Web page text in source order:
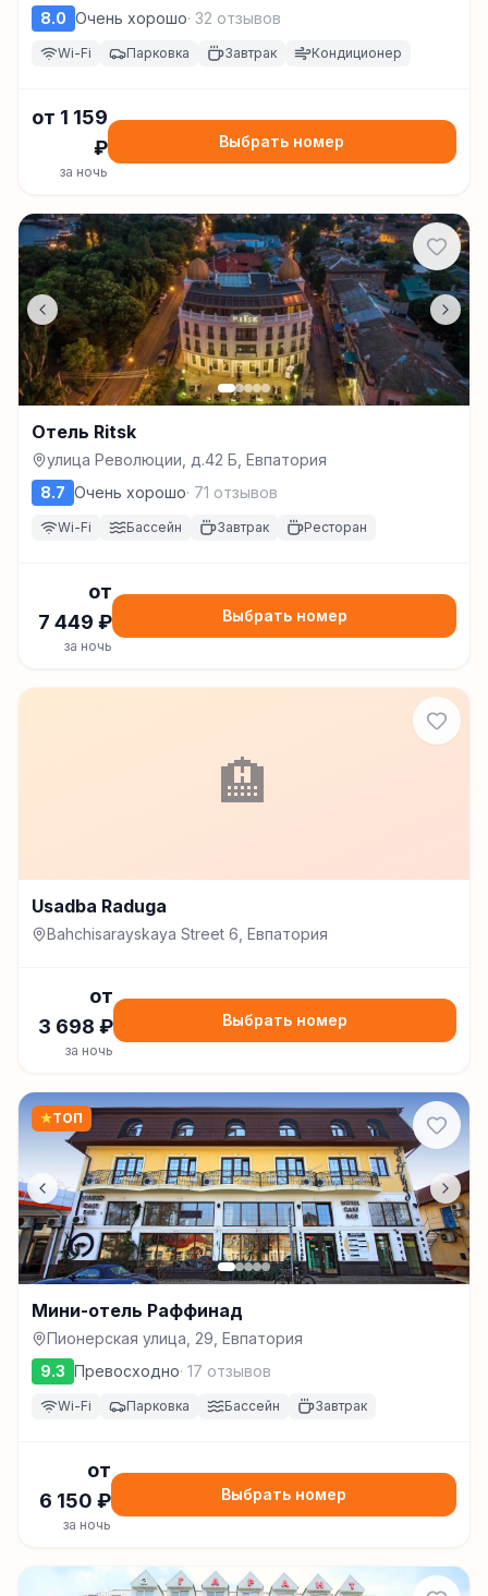
8.0 Очень хорошо· 32 отзывов
Wi-Fi Парковка Завтрак Кондиционер
от 1 159
₽
за ночь
Выбрать номер
Отель Ritsk
улица Революции, д.42 Б, Евпатория
8.7 Очень хорошо· 71 отзывов
Wi-Fi Бассейн Завтрак Ресторан
от
7 449 ₽
за ночь
Выбрать номер
🏨
Usadba Raduga
Bahchisarayskaya Street 6, Евпатория
от
3 698 ₽
за ночь
Выбрать номер
★ТОП
Мини-отель Раффинад
Пионерская улица, 29, Евпатория
9.3 Превосходно· 17 отзывов
Wi-Fi Парковка Бассейн Завтрак
от
6 150 ₽
за ночь
Выбрать номер